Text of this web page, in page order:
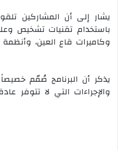
يشار إلى أن المشاركين
باستخدام تقنيات تشخيص
يذكر أن البرنامج صُمّم خصيصاً
والإجراءات التي لا تتوفر